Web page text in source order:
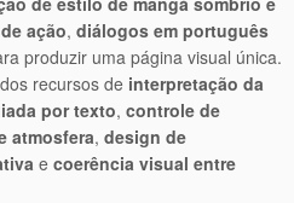
ação, diálogos em português
produzir uma página visual única.
recursos de interpretação da
por texto, controle de
atmosfera, design de
e coerência visual entre